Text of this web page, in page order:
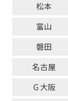
松本
富山
磐田
名古屋
Ｇ大阪